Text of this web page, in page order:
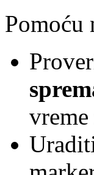
Pomoću
vreme